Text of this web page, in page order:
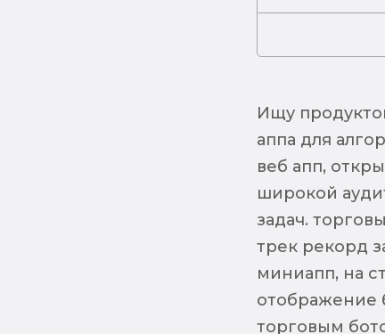
Ищу
аппа для
веб апп,
широкой
задач.
трек рекорд
миниапп, на
отображение
торговым